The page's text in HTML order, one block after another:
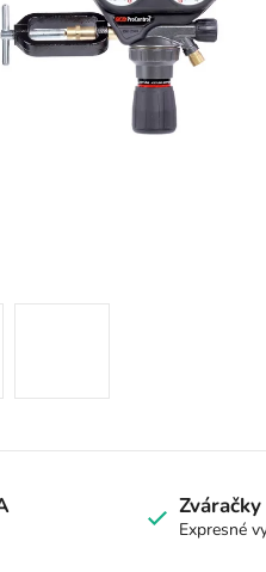
Expresné